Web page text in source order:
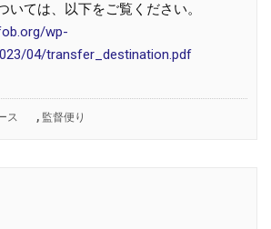
いては、以下をご覧ください。
wp-
04/transfer_destination.pdf
ス , 監督便り